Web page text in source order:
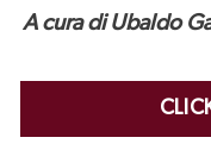
A cura di Ubaldo